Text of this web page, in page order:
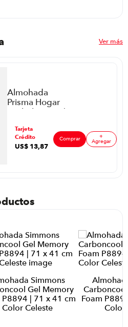
una capa 3D permite el flujo
y cuello. La almohada
y el uso de un protector de
periódicamente y usar un
a mantenerla en óptimas
la hace práctica para
blanco con azul añade un
Ver más
Almohada
Prisma Hogar
Herbal P8784 |
Blanco
Tarjeta
Crédito
US$ 13,87
Comprar +
Agregar
Simmons
Gel Memory
P8894 | 71 x 41 cm
Color Celeste
Foam
Color